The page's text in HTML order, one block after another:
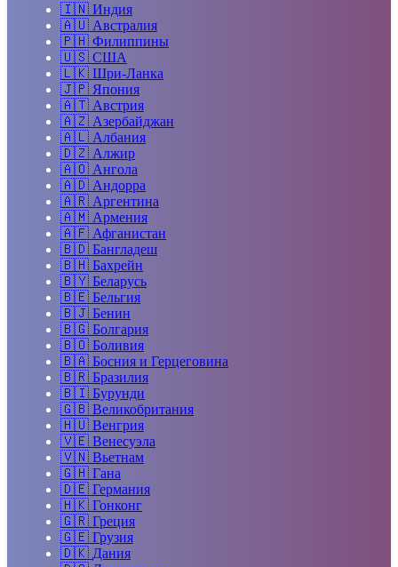
🇮🇳 Индия
🇦🇺 Австралия
🇵🇭 Филиппины
🇺🇸 США
🇱🇰 Шри-Ланка
🇯🇵 Япония
🇦🇹 Австрия
🇦🇿 Азербайджан
🇦🇱 Албания
🇩🇿 Алжир
🇦🇴 Ангола
🇦🇩 Андорра
🇦🇷 Аргентина
🇦🇲 Армения
🇦🇫 Афганистан
🇧🇩 Бангладеш
🇧🇭 Бахрейн
🇧🇾 Беларусь
🇧🇪 Бельгия
🇧🇯 Бенин
🇧🇬 Болгария
🇧🇴 Боливия
🇧🇦 Босния и Герцеговина
🇧🇷 Бразилия
🇧🇮 Бурунди
🇬🇧 Великобритания
🇭🇺 Венгрия
🇻🇪 Венесуэла
🇻🇳 Вьетнам
🇬🇭 Гана
🇩🇪 Германия
🇭🇰 Гонконг
🇬🇷 Греция
🇬🇪 Грузия
🇩🇰 Дания